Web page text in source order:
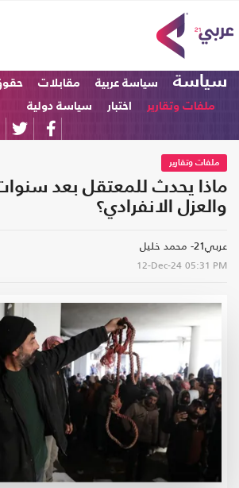
سياسة سياسة عربية مقابلات
ملفات وتقارير
اختبار سياسة دولية
ملفات وتقارير
ماذا يحدث للمعتقل بعد
والعزل الانفرادي؟
عربي21- محمد خليل
12-Dec-24 05:31 PM